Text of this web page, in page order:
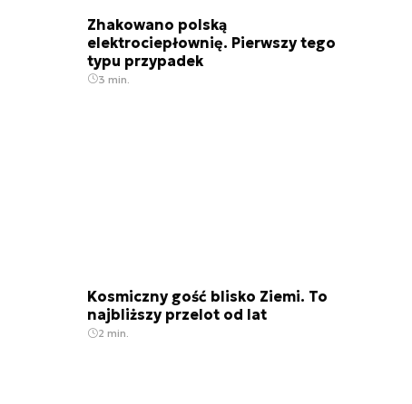
Zhakowano polską
elektrociepłownię. Pierwszy tego
typu przypadek
3 min.
Kosmiczny gość blisko Ziemi. To
najbliższy przelot od lat
2 min.